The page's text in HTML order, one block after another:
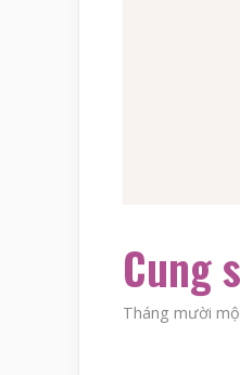
Cung
Tháng mười